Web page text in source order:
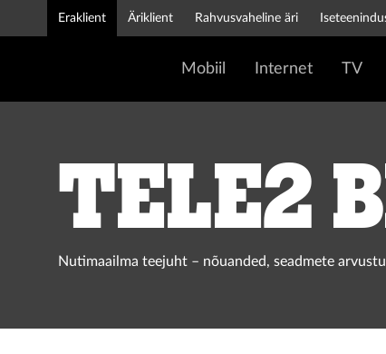
Eraklient Äriklient Rahvusvaheline äri
Mobiil Internet TV
Tele2
Nutimaailma teejuht – nõuanded, seadmete